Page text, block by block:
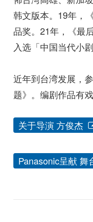
韩文版本。19年，
品奖。21年，《最
入选「中国当代小
近年到台湾发展，
题》。编剧作品有
关于导演 方俊杰
Panasonic呈献 舞